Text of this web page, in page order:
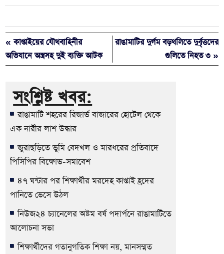
« কাপ্তাইয়ের যৌথবাহিনীর
অভিযানে অস্ত্রসহ দুই ব্যক্তি আটক
রাঙামাটির দুর্গম বড়থলিতে দুর্বৃত্তদের
গুলিতে নিহত ৩ »
সংশ্লিষ্ট খবর:
রাঙামাটি শহরের রিজার্ভ বাজারের হোটেল থেকে
এক নারীর লাশ উদ্ধার
জুরাছড়িতে ভুমি বেদখল ও মারধরের প্রতিবাদে
পিসিপির বিক্ষোভ-সমাবেশ
৪৭ ঘন্টার পর শিক্ষার্থীর মরদেহ কাপ্তাই হ্রদের
পানিতে ভেসে উঠল
নিউজ২৪ চ্যানেলের অষ্টম বর্ষ পদার্পনে রাঙামাটিতে
আলোচনা সভা
শিক্ষার্থীদের গতানুগতিক শিক্ষা নয়, মানসম্মত